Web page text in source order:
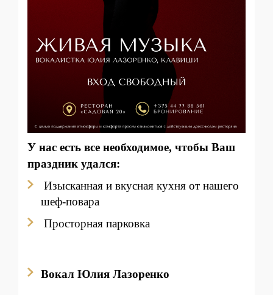
У нас есть все необходимое, чтобы Ваш
праздник удался:
Изысканная и вкусная кухня от нашего
шеф-повара
Просторная парковка
Вокал Юлия Лазоренко